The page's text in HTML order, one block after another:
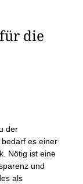
die
der
es einer
Nötig ist eine
und
als